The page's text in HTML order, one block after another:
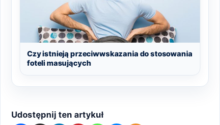
Czy istnieją przeciwwskazania do stosowania
foteli masujących
Udostępnij ten artykuł